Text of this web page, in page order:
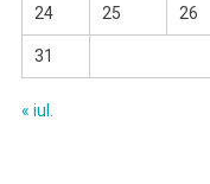
24 25 26
31
« iul.